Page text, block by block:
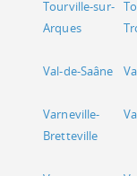
Tourville-sur-
Arques
Val-de-Saâne
Varneville-
Bretteville